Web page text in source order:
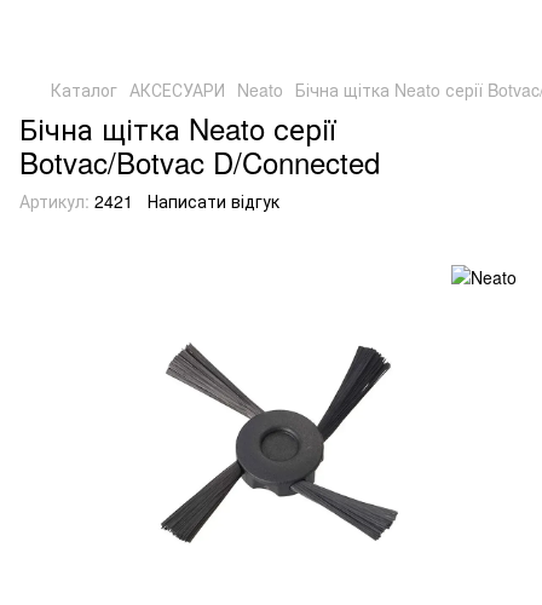
Каталог АКСЕСУАРИ Neato Бічна щітка Neato серії
Бічна щітка Neato серії
Botvac/Botvac D/Connected
Артикул: 2421 Написати відгук